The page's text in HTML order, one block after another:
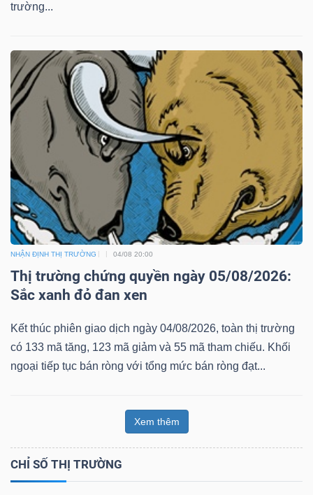
trường...
NHẬN ĐỊNH THỊ TRƯỜNG 04/08 20:00
Thị trường chứng quyền ngày 05/08/2026:
Sắc xanh đỏ đan xen
Kết thúc phiên giao dịch ngày 04/08/2026, toàn thị trường
có 133 mã tăng, 123 mã giảm và 55 mã tham chiếu. Khối
ngoại tiếp tục bán ròng với tổng mức bán ròng đạt...
Xem thêm
CHỈ SỐ THỊ TRƯỜNG